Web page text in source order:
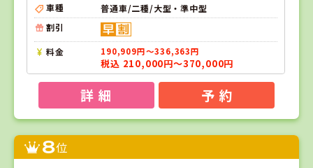
車種
普通車/二種/大型・準中型
割引
料金 190,909円～336,363円
税込 210,000円～370,000円
詳 細 予 約
8位